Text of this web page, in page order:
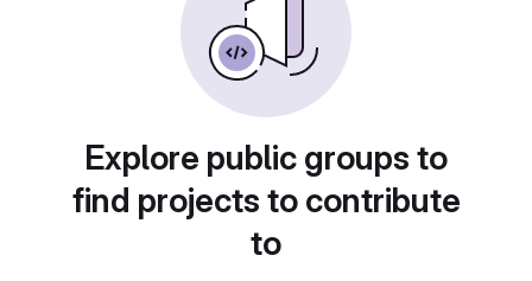
Explore public groups to
find projects to contribute
to